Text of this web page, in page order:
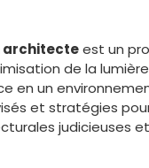
architecteest un
de la
en un
et stratégies
judicieuses